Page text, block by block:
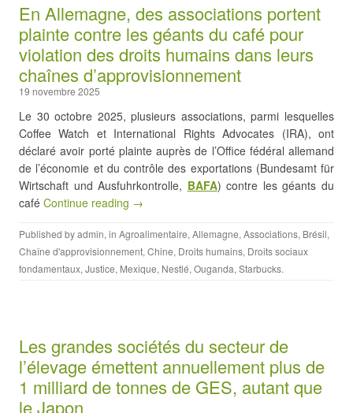
En Allemagne, des associations portent
plainte contre les géants du café pour
violation des droits humains dans leurs
chaînes d’approvisionnement
19 novembre 2025
Le 30 octobre 2025, plusieurs associations, parmi lesquelles
Coffee Watch et International Rights Advocates (IRA), ont
déclaré avoir porté plainte auprès de l’Office fédéral allemand
de l’économie et du contrôle des exportations (Bundesamt für
Wirtschaft und Ausfuhrkontrolle, BAFA) contre les géants du
café Continue reading →
Published byadmin, in Agroalimentaire, Allemagne, Associations, Brésil,
Chaîne d'approvisionnement, Chine, Droits humains, Droits sociaux
fondamentaux, Justice, Mexique, Nestlé, Ouganda, Starbucks.
Les grandes sociétés du secteur de
l’élevage émettent annuellement plus de
1 milliard de tonnes de GES, autant que
le Japon